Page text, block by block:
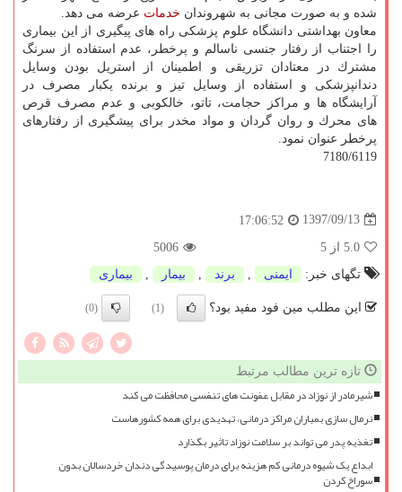
شده و به صورت مجانی به شهروندان خدمات عرضه می دهد.
معاون بهداشتی دانشگاه علوم پزشكی راه های پیگیری از این بیماری
را اجتناب از رفتار جنسی ناسالم و پرخطر، عدم استفاده از سرنگ
مشترك در معتادان تزریقی و اطمینان از استریل بودن وسایل
دندانپزشكی و استفاده از وسایل تیز و برنده یكبار مصرف در
آرایشگاه ها و مراكز حجامت، تاتو، خالكوبی و عدم مصرف قرص
های محرك و روان گردان و مواد مخدر برای پیشگیری از رفتارهای
پرخطر عنوان نمود.
7180/6119
1397/09/13
17:06:52
5.0 از 5
5006
تگهای خبر:
ایمنی برند بیمار بیماری
این مطلب مین فود مفید بود؟ (1)
(0)
تازه ترین مطالب مرتبط
شیرمادر از نوزاد در مقابل عفونت های تنفسی محافظت می کند
نرمال سازی بمباران مراکز درمانی، تهدیدی برای همه کشورهاست
تغذیه پدر می تواند بر سلامت نوزاد تاثیر بگذارد
ابداع یک شیوه درمانی کم هزینه برای درمان پوسیدگی دندان خردسالان بدون
سوراخ کردن